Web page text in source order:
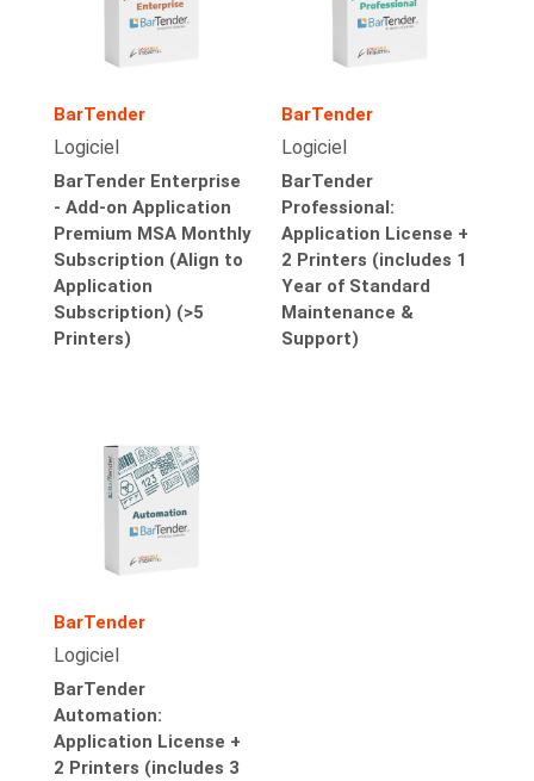
BarTender
Logiciel
BarTender Enterprise
- Add-on Application
Premium MSA Monthly
Subscription (Align to
Application
Subscription) (>5
Printers)
BarTender
Logiciel
BarTender
Professional:
Application License +
2 Printers (includes 1
Year of Standard
Maintenance &
Support)
BarTender
Logiciel
BarTender
Automation:
Application License +
2 Printers (includes 3